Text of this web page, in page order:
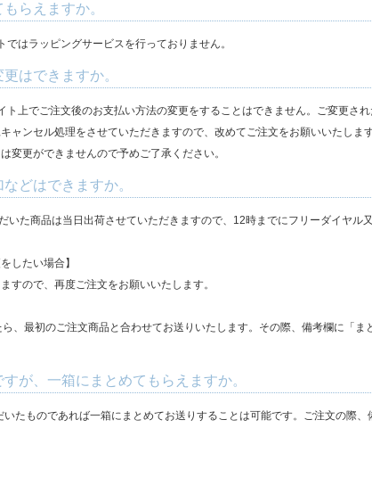
らえますか。
はラッピングサービスを行っておりません。
はできますか。
ト上でご注文後のお支払い方法の変更をすることはできません。ご変更さ
ャンセル処理をさせていただきますので、改めてご注文をお願いいたします
変更ができませんので予めご了承ください。
どはできますか。
いた商品は当日出荷させていただきますので、12時までにフリーダイヤル
したい場合】
すので、再度ご注文をお願いいたします。
、最初のご注文商品と合わせてお送りいたします。その際、備考欄に「ま
が、一箱にまとめてもらえますか。
たものであれば一箱にまとめてお送りすることは可能です。ご注文の際、